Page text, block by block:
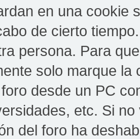
en una cookie
de cierto
persona. Para
solo marque
desde un PC
etc. Si
del foro ha